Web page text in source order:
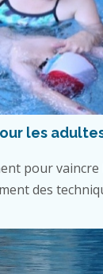
les
pour vaincre
des